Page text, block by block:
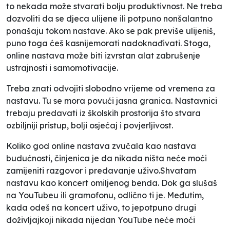
to nekada može stvarati bolju produktivnost. Ne treba
dozvoliti da se djeca ulijene ili potpuno nonšalantno
ponašaju tokom nastave. Ako se pak previše ulijeniš,
puno toga ćeš kasnijemorati nadoknađivati. Stoga,
online nastava može biti izvrstan alat zabrušenje
ustrajnosti i samomotivacije.
Treba znati odvojiti slobodno vrijeme od vremena za
nastavu. Tu se mora povući jasna granica. Nastavnici
trebaju predavati iz školskih prostorija što stvara
ozbiljniji pristup, bolji osjećaj i povjerljivost.
Koliko god online nastava zvučala kao nastava
budućnosti, činjenica je da nikada ništa neće moći
zamijeniti razgovor i predavanje uživo.Shvatam
nastavu kao koncert omiljenog benda. Dok ga slušaš
na YouTubeu ili gramofonu, odlično ti je. Međutim,
kada odeš na koncert uživo, to jepotpuno drugi
doživljajkoji nikada nijedan YouTube neće moći